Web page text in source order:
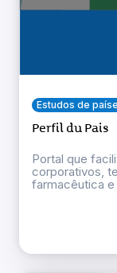
Estudos de
Perfil du Pais
Portal que
corporativos,
farmacêutica e